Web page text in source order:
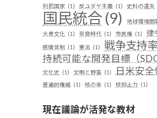
刑罰国家 (1) 反ユダヤ主義 (1) 史料の遺失
国民統合 (9) 地球環境問
大衆文化 (1) 奈良時代 (1) 市民権 (1) 律
感情体制 (1) 憲法 (1) 戦争支持
持続可能な開発目標（
文化史 (1) 文明と野蛮 (1) 日米安
普遍的権威 (1) 核の傘 (1) 核抑止力 (1)
歴史実践 (1) 民族独立運動
現在議論が活発な教材